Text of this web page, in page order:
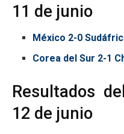
11 de junio
México 2-0
Corea del Sur 2-1
Resultados
12 de junio